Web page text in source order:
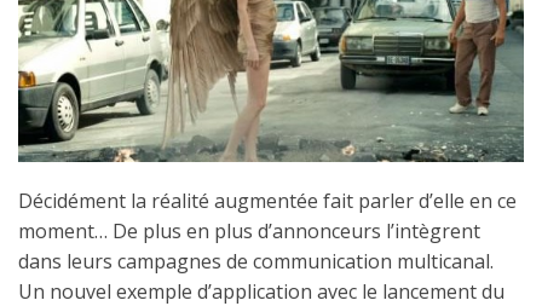
Décidément la réalité augmentée fait parler d’elle en ce
moment… De plus en plus d’annonceurs l’intègrent
dans leurs campagnes de communication multicanal.
Un nouvel exemple d’application avec le lancement du